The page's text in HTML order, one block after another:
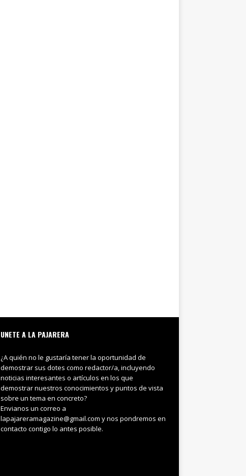
UNETE A LA PAJARERA
¿A quién no le gustaría tener la oportunidad de
demostrar sus dotes como redactor/a, incluyendo
noticias interesantes o artículos en los que
demostrar nuestros conocimientos y puntos de vista
sobre un tema en concreto?
Envianos un correo a
lapajareramagazine@gmail.com y nos pondremos en
contacto contigo lo antes posible.